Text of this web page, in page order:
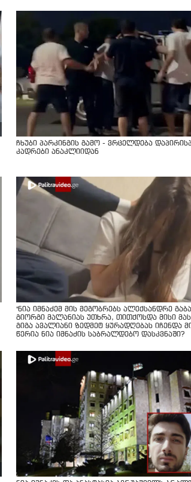
ჩხუბი პარკინგის გამო - ვრცელდება
კადრები ანაკლიიდან
"ნია იმნაძემ მის მეგობრებს ალექსანდრე
გიორგი მალანიას უთხრა, თითქოსდა მისი
გიგა ავალიანი ზედმეტ ყურადღებას იჩენდა
წერია ნია იმნაძის საბრალდებო დასკვნაში?